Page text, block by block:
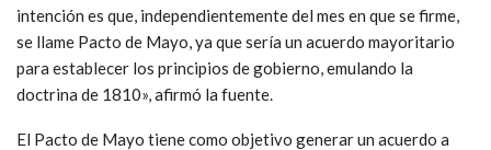
intención es que, independientemente del mes en que se firme,
se llame Pacto de Mayo, ya que sería un acuerdo mayoritario
para establecer los principios de gobierno, emulando la
doctrina de 1810», afirmó la fuente.
El Pacto de Mayo tiene como objetivo generar un acuerdo a